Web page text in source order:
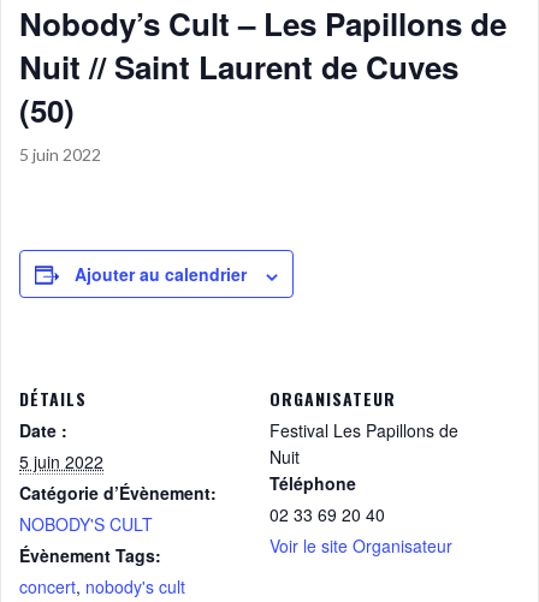
Nobody’s Cult – Les Papillons de
Nuit // Saint Laurent de Cuves
(50)
5 juin 2022
Ajouter au calendrier
DÉTAILS
Date :
5 juin 2022
Catégorie d’Évènement:
NOBODY'S CULT
Évènement Tags:
concert, nobody's cult
ORGANISATEUR
Festival Les Papillons de
Nuit
Téléphone
02 33 69 20 40
Voir le site Organisateur